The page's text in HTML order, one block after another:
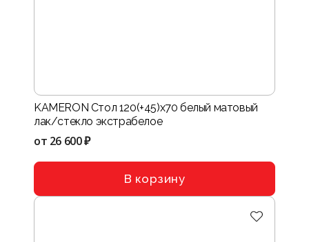
KAMERON Стол 120(+45)х70 белый матовый
лак/стекло экстрабелое
от 26 600 ₽
В корзину